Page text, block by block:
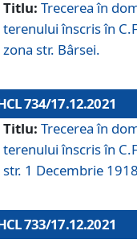
Titlu: Trecerea în
terenului înscris în
zona str. Bârsei.
734/17.12.2021
Titlu: Trecerea în
terenului înscris în
str. 1 Decembrie
733/17.12.2021